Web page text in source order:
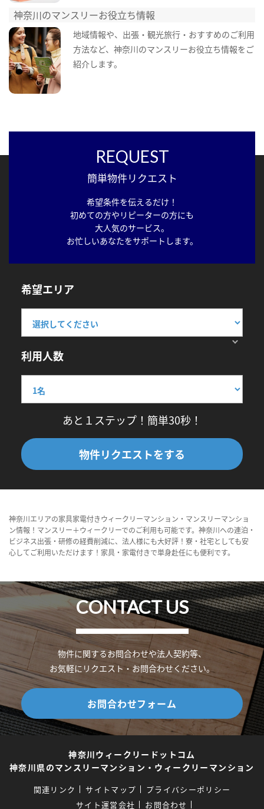
神奈川のマンスリーお役立ち情報
地域情報や、出張・観光旅行・おすすめのご利用
方法など、神奈川のマンスリーお役立ち情報をご
紹介します。
REQUEST
簡単物件リクエスト
希望条件を伝えるだけ！
初めての方やリピーターの方にも
大人気のサービス。
お忙しいあなたをサポートします。
希望エリア
利用人数
あと１ステップ！簡単30秒！
物件リクエストをする
神奈川エリアの家具家電付きウィークリーマンション・マンスリーマンショ
ン情報！マンスリー＋ウィークリーでのご利用も可能です。神奈川への連泊・
ビジネス出張・研修の経費削減に、法人様にも大好評！寮・社宅としても安
心してご利用いただけます！家具・家電付きで単身赴任にも便利です。
CONTACT US
物件に関するお問合わせや法人契約等、
お気軽にリクエスト・お問合わせください。
お問合わせフォーム
神奈川ウィークリードットコム
神奈川県のマンスリーマンション・ウィークリーマンション
関連リンク サイトマップ
プライバシーポリシー
サイト運営会社
お問合わせ